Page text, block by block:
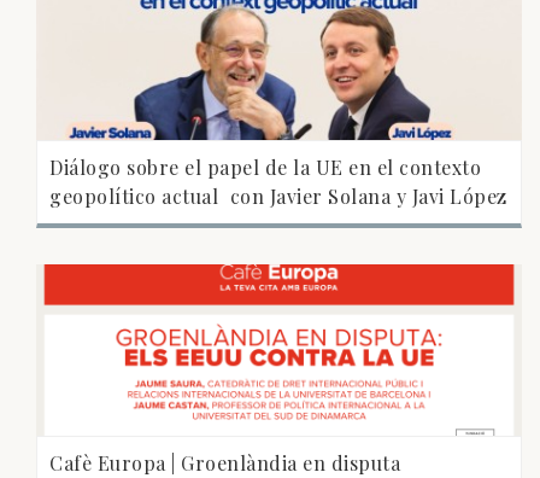
Diálogo sobre el papel de la UE en el contexto
geopolítico actual  con Javier Solana y Javi López
Cafè Europa | Groenlàndia en disputa